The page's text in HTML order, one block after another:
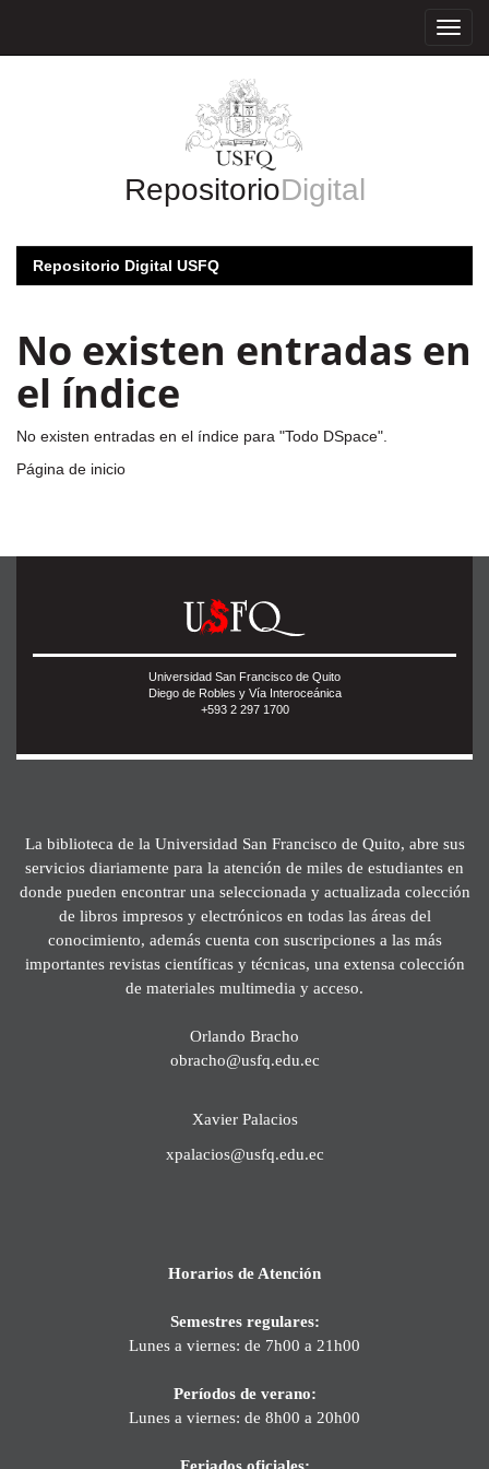
RepositorioDigital
Repositorio Digital USFQ
No existen entradas en
el índice
No existen entradas en el índice para "Todo DSpace".
Página de inicio
Universidad San Francisco de Quito
Diego de Robles y Vía Interoceánica
+593 2 297 1700
La biblioteca de la Universidad San Francisco de Quito, abre sus
servicios diariamente para la atención de miles de estudiantes en
donde pueden encontrar una seleccionada y actualizada colección
de libros impresos y electrónicos en todas las áreas del
conocimiento, además cuenta con suscripciones a las más
importantes revistas científicas y técnicas, una extensa colección
de materiales multimedia y acceso.
Orlando Bracho
obracho@usfq.edu.ec
Xavier Palacios
xpalacios@usfq.edu.ec
Horarios de Atención
Semestres regulares:
Lunes a viernes: de 7h00 a 21h00
Períodos de verano:
Lunes a viernes: de 8h00 a 20h00
Feriados oficiales: